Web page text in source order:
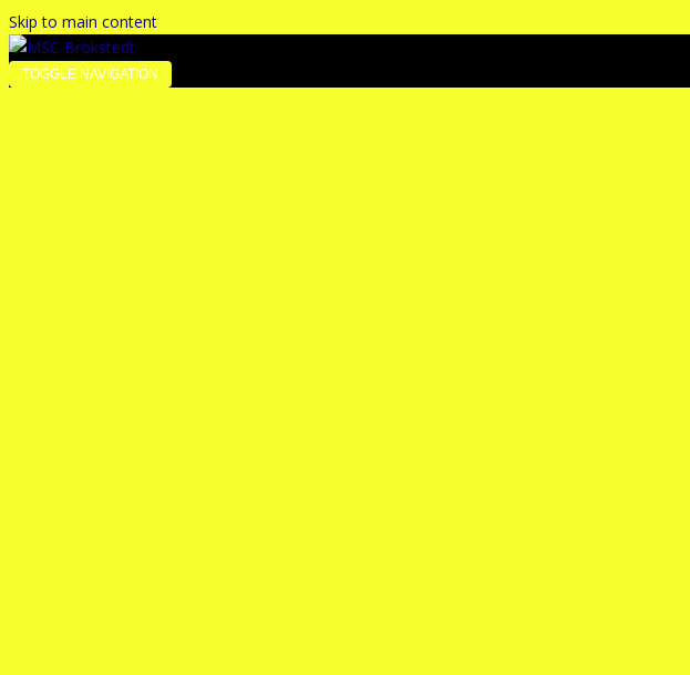
Skip to main content
TOGGLE NAVIGATION